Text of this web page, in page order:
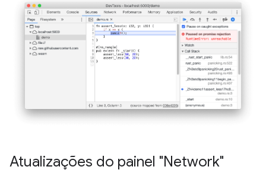
Atualizações do painel "Network"